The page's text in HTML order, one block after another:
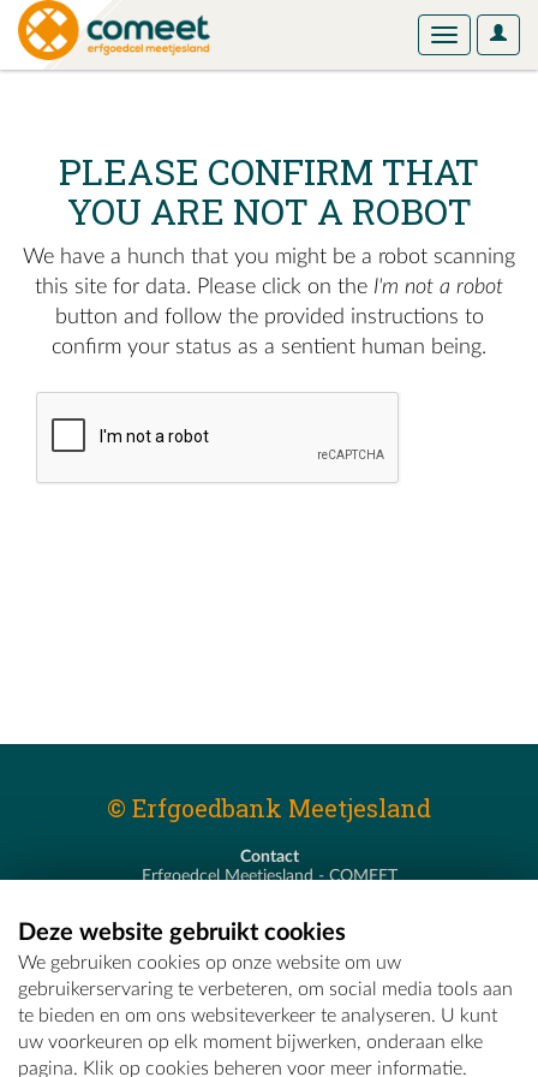
User
Toggle
PLEASE CONFIRM THAT
YOU ARE NOT A ROBOT
We have a hunch that you might be a robot scanning
this site for data. Please click on the I'm not a robot
button and follow the provided instructions to
confirm your status as a sentient human being.
© Erfgoedbank Meetjesland
Contact
Erfgoedcel Meetjesland - COMEET
T - 09 373 75 96
E -erfgoedcel@comeet.be
Deze website gebruikt cookies
We gebruiken cookies op onze website om uw
gebruikerservaring te verbeteren, om social media tools aan
te bieden en om ons websiteverkeer te analyseren. U kunt
uw voorkeuren op elk moment bijwerken, onderaan elke
pagina. Klik op cookies beheren voor meer informatie.